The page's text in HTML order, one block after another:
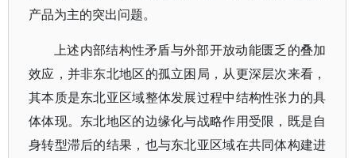
产品为主的突出问题。
上述内部结构性矛盾与外部开放动能匮乏的叠加
效应，并非东北地区的孤立困局，从更深层次来看，
其本质是东北亚区域整体发展过程中结构性张力的具
体体现。东北地区的边缘化与战略作用受限，既是自
身转型滞后的结果，也与东北亚区域在共同体构建进